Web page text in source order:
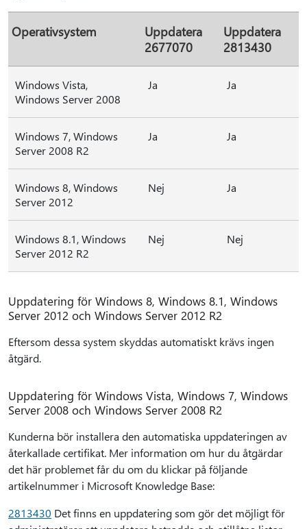
Operativsystem
Uppdatera
2677070
Uppdatera
2813430
Windows Vista,
Windows Server 2008
Ja Ja
Windows 7, Windows
Server 2008 R2
Ja Ja
Windows 8, Windows
Server 2012
Nej Ja
Windows 8.1, Windows
Server 2012 R2
Nej Nej
Uppdatering för Windows 8, Windows 8.1, Windows
Server 2012 och Windows Server 2012 R2
Eftersom dessa system skyddas automatiskt krävs ingen
åtgärd.
Uppdatering för Windows Vista, Windows 7, Windows
Server 2008 och Windows Server 2008 R2
Kunderna bör installera den automatiska uppdateringen av
återkallade certifikat. Mer information om hur du åtgärdar
det här problemet får du om du klickar på följande
artikelnummer i Microsoft Knowledge Base:
2813430 Det finns en uppdatering som gör det möjligt för